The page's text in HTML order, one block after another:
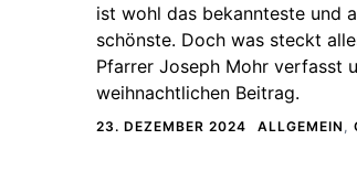
ist wohl das bekannteste und
schönste. Doch was steckt
Pfarrer Joseph Mohr verfasst
weihnachtlichen Beitrag.
23. DEZEMBER 2024 ALLGEMEIN